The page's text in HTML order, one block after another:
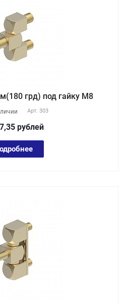
грд) под гайку М8
Арт. 303
рублей